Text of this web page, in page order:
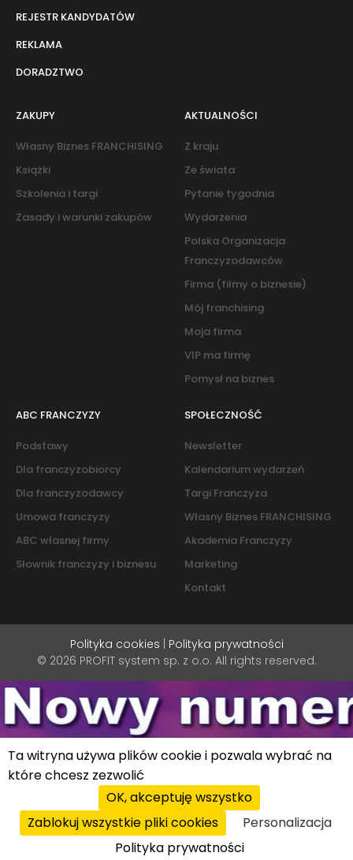
REJESTR KANDYDATÓW
REKLAMA
DORADZTWO
ZAKUPY
Własny Biznes FRANCHISING
Książki
Szkolenia i targi
Zasady i warunki zakupów
AKTUALNOŚCI
Z kraju
Ze świata
Pytanie tygodnia
Wydarzenia
Polska Organizacja
Franczyzodawców
Firma (filmy o biznesie)
Mój franchising
Moja firma
VIP ma firmę
Pomysł na biznes
ABC FRANCZYZY
Podstawy
Dla franczyzobiorcy
Dla franczyzodawcy
Umowa franczyzy
ABC własnej firmy
Słownik franczyzy i biznesu
SPOŁECZNOŚĆ
Newsletter
Kalendarium wydarzeń
Targi Franczyza
Własny Biznes FRANCHISING
Akademia Franczyzy
Marketing
Kontakt
Polityka cookies
Polityka prywatności
© 2026 PROFIT system sp. z o.o. All rights reserved.
Ta witryna używa plików cookie i pozwala wybrać na
które chcesz zezwolić
OK, akceptuję wszystko
Zablokuj wszystkie pliki cookies
Personalizacja
Polityka prywatności